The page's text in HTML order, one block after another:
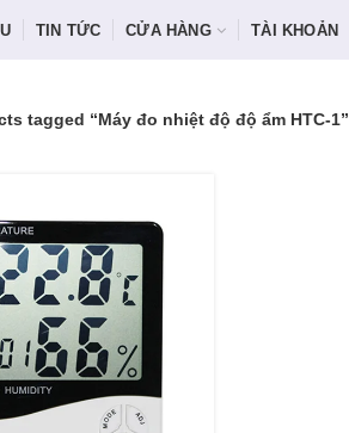
TIN TỨC CỬA HÀNG TÀI KHOẢN
tagged “Máy đo nhiệt độ độ ẩm HTC-1”